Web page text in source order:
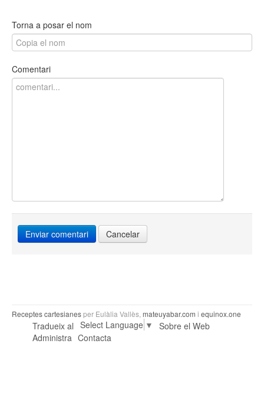
Torna a posar el nom
Comentari
Cancelar
Receptes cartesianesper Eulàlia Vallès, mateuyabar.com i equinox.one
Tradueix al Select Language ▼
Sobre el Web
Administra Contacta